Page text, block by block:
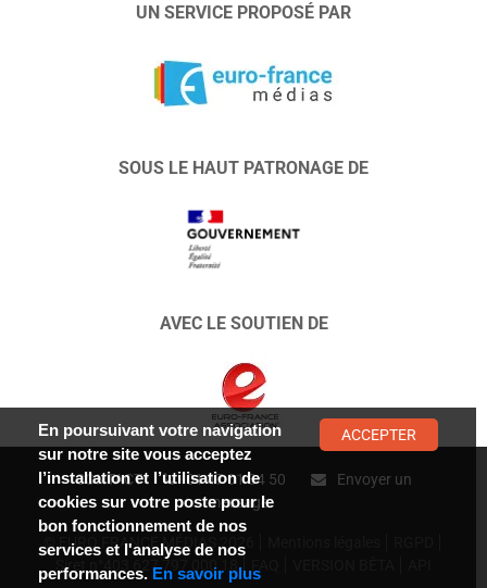
UN SERVICE PROPOSÉ PAR
SOUS LE HAUT PATRONAGE DE
AVEC LE SOUTIEN DE
CONTACT : 01 47 01 34 50
Envoyer un
message
© EURO FRANCE MÉDIAS 2026
Siret n°403 627 797 000 18
En poursuivant votre navigation
sur notre site vous acceptez
l’installation et l’utilisation de
cookies sur votre poste pour le
bon fonctionnement de nos
services et l'analyse de nos
performances. En savoir plus
ACCEPTER